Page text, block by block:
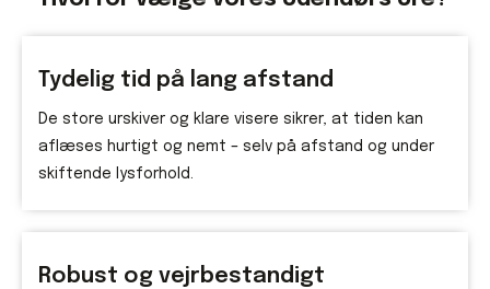
Tydelig tid på lang afstand
De store urskiver og klare visere sikrer, at tiden kan
aflæses hurtigt og nemt – selv på afstand og under
skiftende lysforhold.
Robust og vejrbestandigt